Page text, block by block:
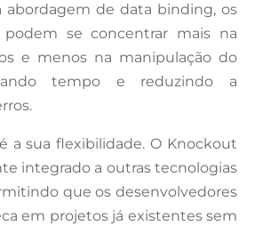
abordagem de data binding, os
podem se concentrar mais na
e menos na manipulação do
tempo e reduzindo a
a sua flexibilidade. O Knockout
integrado a outras tecnologias
que os desenvolvedores
em projetos já existentes sem